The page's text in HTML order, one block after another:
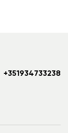
+351934733238